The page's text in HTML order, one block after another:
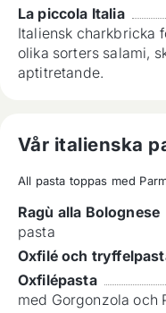
La piccola Italia
Italiensk charkbricka
olika sorters salami,
aptitretande.
Vår italienska
All pasta toppas med
Ragù alla Bolognese
pasta
Oxfilé och
Oxfilépasta
med Gorgonzola och